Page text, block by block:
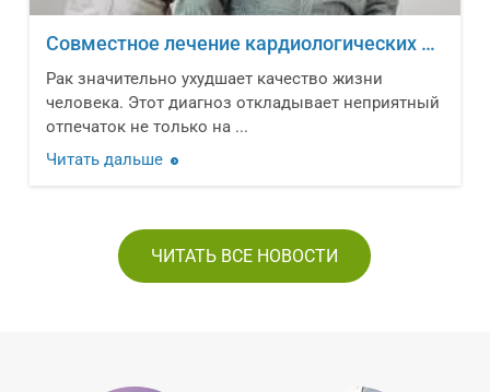
Совместное лечение кардиологических заболеваний и онкологических новообразований
Рак значительно ухудшает качество жизни
человека. Этот диагноз откладывает неприятный
отпечаток не только на ...
Читать дальше
ЧИТАТЬ ВСЕ НОВОСТИ